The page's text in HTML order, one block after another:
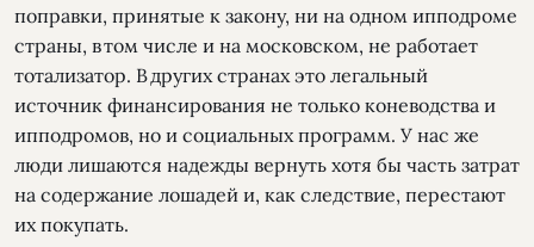
поправки, принятые к закону, ни на одном ипподроме
страны, в том числе и на московском, не работает
тотализатор. В других странах это легальный
источник финансирования не только коневодства и
ипподромов, но и социальных программ. У нас же
люди лишаются надежды вернуть хотя бы часть затрат
на содержание лошадей и, как следствие, перестают
их покупать.